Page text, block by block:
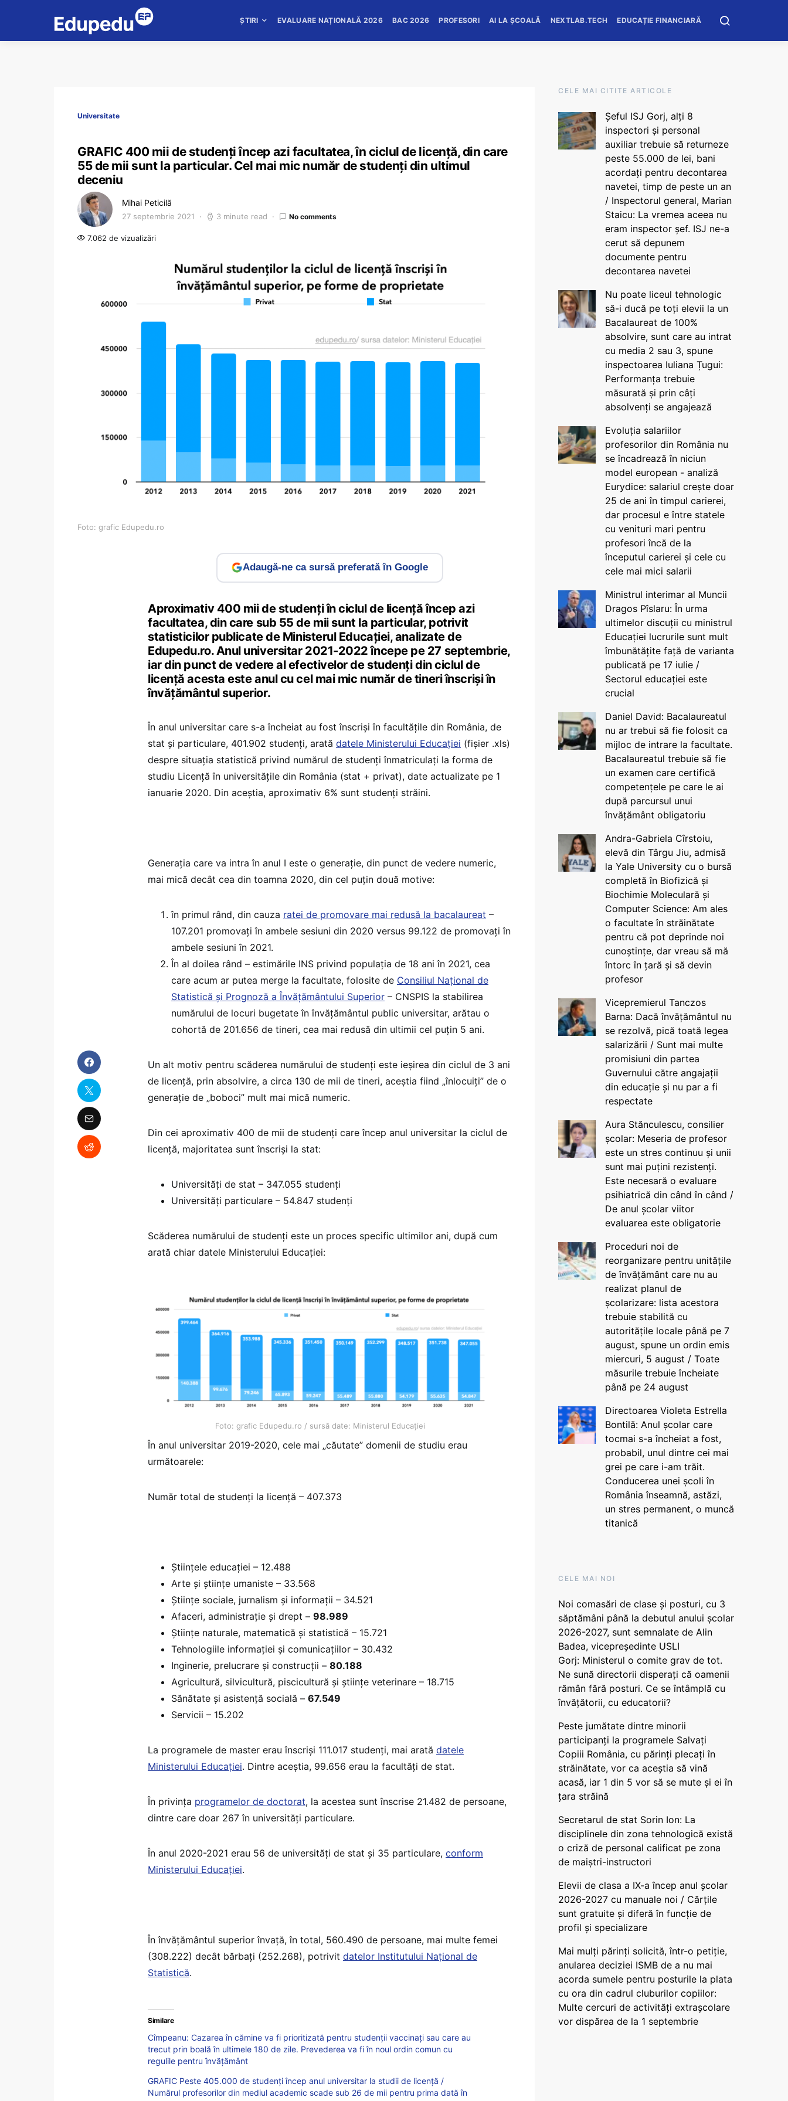
ȘTIRI EVALUARE NAȚIONALĂ 2026 BAC 2026 PROFESORI AI LA ȘCOALĂ NEXTLAB.TECH EDUCAȚIE FINANCIARĂ
Universitate
GRAFIC 400 mii de studenți încep azi facultatea, în ciclul de licență, din care
55 de mii sunt la particular. Cel mai mic număr de studenți din ultimul
deceniu
Mihai Peticilă
27 septembrie 2021 3 minute read No comments
7.062 de vizualizări
Foto: grafic Edupedu.ro
Adaugă-ne ca sursă preferată în Google
Aproximativ 400 mii de studenți în ciclul de licență încep azi
facultatea, din care sub 55 de mii sunt la particular, potrivit
statisticilor publicate de Ministerul Educației, analizate de
Edupedu.ro. Anul universitar 2021-2022 începe pe 27 septembrie,
iar din punct de vedere al efectivelor de studenți din ciclul de
licență acesta este anul cu cel mai mic număr de tineri înscriși în
învățământul superior.
În anul universitar care s-a încheiat au fost înscriși în facultățile din România, de
stat și particulare, 401.902 studenți, arată datele Ministerului Educației (fișier .xls)
despre situația statistică privind numărul de studenți înmatriculați la forma de
studiu Licență în universitățile din România (stat + privat), date actualizate pe 1
ianuarie 2020. Din aceștia, aproximativ 6% sunt studenți străini.
Generația care va intra în anul I este o generație, din punct de vedere numeric,
mai mică decât cea din toamna 2020, din cel puțin două motive:
în primul rând, din cauza ratei de promovare mai redusă la bacalaureat –
107.201 promovați în ambele sesiuni din 2020 versus 99.122 de promovați în
ambele sesiuni în 2021.
În al doilea rând – estimările INS privind populația de 18 ani în 2021, cea
care acum ar putea merge la facultate, folosite de Consiliul Național de
Statistică și Prognoză a Învățământului Superior – CNSPIS la stabilirea
numărului de locuri bugetate în învățământul public universitar, arătau o
cohortă de 201.656 de tineri, cea mai redusă din ultimii cel puțin 5 ani.
Un alt motiv pentru scăderea numărului de studenți este ieșirea din ciclul de 3 ani
de licență, prin absolvire, a circa 130 de mii de tineri, aceștia fiind „înlocuiți” de o
generație de „boboci” mult mai mică numeric.
Din cei aproximativ 400 de mii de studenți care încep anul universitar la ciclul de
licență, majoritatea sunt înscriși la stat:
Universități de stat – 347.055 studenți
Universități particulare – 54.847 studenți
Scăderea numărului de studenți este un proces specific ultimilor ani, după cum
arată chiar datele Ministerului Educației:
Foto: grafic Edupedu.ro / sursă date: Ministerul Educației
În anul universitar 2019-2020, cele mai „căutate” domenii de studiu erau
următoarele:
Număr total de studenți la licență – 407.373
Științele educației – 12.488
Arte și științe umaniste – 33.568
Științe sociale, jurnalism și informații – 34.521
Afaceri, administrație și drept – 98.989
Științe naturale, matematică și statistică – 15.721
Tehnologiile informației și comunicațiilor – 30.432
Inginerie, prelucrare și construcții – 80.188
Agricultură, silvicultură, piscicultură și științe veterinare – 18.715
Sănătate și asistență socială – 67.549
Servicii – 15.202
La programele de master erau înscriși 111.017 studenți, mai arată datele
Ministerului Educației. Dintre aceștia, 99.656 erau la facultăți de stat.
În privința programelor de doctorat, la acestea sunt înscrise 21.482 de persoane,
dintre care doar 267 în universități particulare.
În anul 2020-2021 erau 56 de universități de stat și 35 particulare, conform
Ministerului Educației.
În învățământul superior învață, în total, 560.490 de persoane, mai multe femei
(308.222) decât bărbați (252.268), potrivit datelor Institutului Național de
Statistică.
Similare
Cîmpeanu: Cazarea în cămine va fi prioritizată pentru studenții vaccinați sau care au
trecut prin boală în ultimele 180 de zile. Prevederea va fi în noul ordin comun cu
regulile pentru învățământ
GRAFIC Peste 405.000 de studenți încep anul universitar la studii de licență /
Numărul profesorilor din mediul academic scade sub 26 de mii pentru prima dată în
CELE MAI CITITE ARTICOLE
Șeful ISJ Gorj, alți 8
inspectori și personal
auxiliar trebuie să returneze
peste 55.000 de lei, bani
acordați pentru decontarea
navetei, timp de peste un an
/ Inspectorul general, Marian
Staicu: La vremea aceea nu
eram inspector șef. ISJ ne-a
cerut să depunem
documente pentru
decontarea navetei
Nu poate liceul tehnologic
să-i ducă pe toți elevii la un
Bacalaureat de 100%
absolvire, sunt care au intrat
cu media 2 sau 3, spune
inspectoarea Iuliana Țugui:
Performanța trebuie
măsurată și prin câți
absolvenți se angajează
Evoluția salariilor
profesorilor din România nu
se încadrează în niciun
model european - analiză
Eurydice: salariul crește doar
25 de ani în timpul carierei,
dar procesul e între statele
cu venituri mari pentru
profesori încă de la
începutul carierei și cele cu
cele mai mici salarii
Ministrul interimar al Muncii
Dragos Pîslaru: În urma
ultimelor discuții cu ministrul
Educației lucrurile sunt mult
îmbunătățite față de varianta
publicată pe 17 iulie /
Sectorul educației este
crucial
Daniel David: Bacalaureatul
nu ar trebui să fie folosit ca
mijloc de intrare la facultate.
Bacalaureatul trebuie să fie
un examen care certifică
competențele pe care le ai
după parcursul unui
învățământ obligatoriu
Andra-Gabriela Cîrstoiu,
elevă din Târgu Jiu, admisă
la Yale University cu o bursă
completă în Biofizică și
Biochimie Moleculară și
Computer Science: Am ales
o facultate în străinătate
pentru că pot deprinde noi
cunoștințe, dar vreau să mă
întorc în țară și să devin
profesor
Vicepremierul Tanczos
Barna: Dacă învățământul nu
se rezolvă, pică toată legea
salarizării / Sunt mai multe
promisiuni din partea
Guvernului către angajații
din educație și nu par a fi
respectate
Aura Stănculescu, consilier
școlar: Meseria de profesor
este un stres continuu și unii
sunt mai puțini rezistenți.
Este necesară o evaluare
psihiatrică din când în când /
De anul școlar viitor
evaluarea este obligatorie
Proceduri noi de
reorganizare pentru unitățile
de învățământ care nu au
realizat planul de
școlarizare: lista acestora
trebuie stabilită cu
autoritățile locale până pe 7
august, spune un ordin emis
miercuri, 5 august / Toate
măsurile trebuie încheiate
până pe 24 august
Directoarea Violeta Estrella
Bontilă: Anul școlar care
tocmai s-a încheiat a fost,
probabil, unul dintre cei mai
grei pe care i-am trăit.
Conducerea unei școli în
România înseamnă, astăzi,
un stres permanent, o muncă
titanică
CELE MAI NOI
Noi comasări de clase și posturi, cu 3
săptămâni până la debutul anului școlar
2026-2027, sunt semnalate de Alin
Badea, vicepreședinte USLI
Gorj: Ministerul o comite grav de tot.
Ne sună directorii disperați că oamenii
rămân fără posturi. Ce se întâmplă cu
învățătorii, cu educatorii?
Peste jumătate dintre minorii
participanți la programele Salvați
Copiii România, cu părinți plecați în
străinătate, vor ca aceștia să vină
acasă, iar 1 din 5 vor să se mute și ei în
țara străină
Secretarul de stat Sorin Ion: La
disciplinele din zona tehnologică există
o criză de personal calificat pe zona
de maiștri-instructori
Elevii de clasa a IX-a încep anul școlar
2026-2027 cu manuale noi / Cărțile
sunt gratuite și diferă în funcție de
profil și specializare
Mai mulți părinți solicită, într-o petiție,
anularea deciziei ISMB de a nu mai
acorda sumele pentru posturile la plata
cu ora din cadrul cluburilor copiilor:
Multe cercuri de activități extrașcolare
vor dispărea de la 1 septembrie